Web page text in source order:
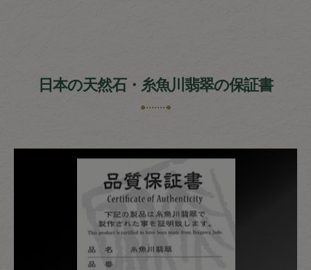
日本の天然石・糸魚川翡翠の保証書